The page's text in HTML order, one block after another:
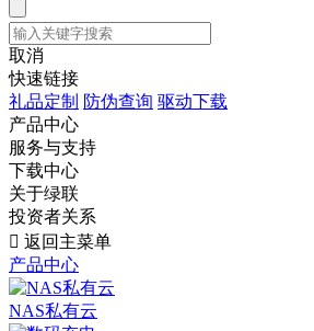
取消
快速链接
礼品定制 防伪查询 驱动下载
产品中心
服务与支持
下载中心
关于绿联
投资者关系
 返回主菜单
产品中心
NAS私有云